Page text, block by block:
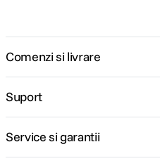
Comenzi si livrare
Suport
Service si garantii